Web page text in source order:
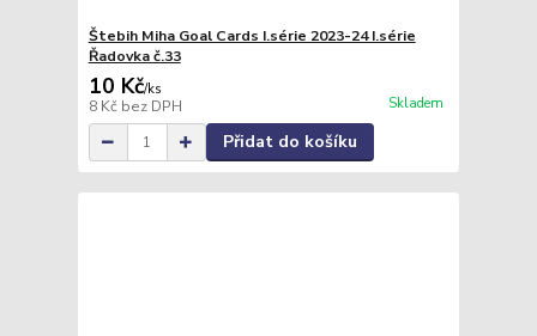
Štebih Miha Goal Cards I.série 2023-24 I.série
Řadovka č.33
10 Kč/ks
8 Kč bez DPH Skladem
Přidat do košíku